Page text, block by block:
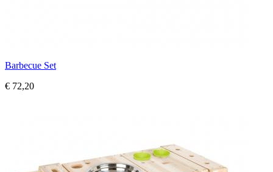
Barbecue Set
€ 72,20